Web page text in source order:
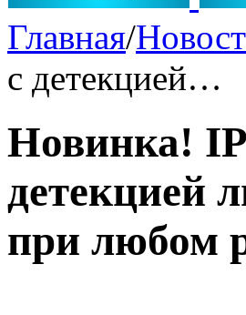
Главная/
с детекцией…
Новинка!
детекцией
при любом